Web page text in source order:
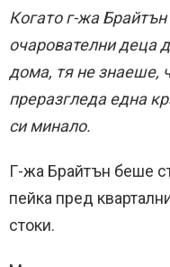
Когато г-жа
очарователни деца
дома, тя не знаеше,
преразгледа една
си минало.
Г-жа Брайтън беше
пейка пред
стоки.